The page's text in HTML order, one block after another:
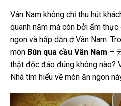
Vân Nam không chỉ thu hút
quanh năm mà còn bởi ẩm
ngon và hấp dẫn ở Vân Nam.
món Bún qua cầu Vân Nam –
thật độc đáo đúng không nào?
Nhã tìm hiểu về món ăn ngon